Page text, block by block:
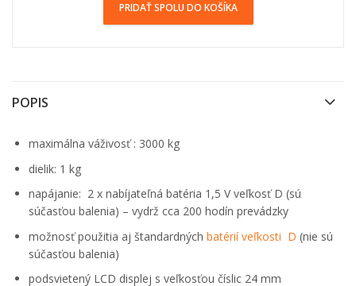
PRIDAŤ SPOLU DO KOŠÍKA
POPIS
maximálna váživosť : 3000 kg
dielik: 1 kg
napájanie: 2 x nabíjateľná batéria 1,5 V veľkosť D (sú
súčasťou balenia) – vydrž cca 200 hodín prevádzky
možnosť použitia aj štandardných batérií veľkosti D (nie sú
súčasťou balenia)
podsvietený LCD displej s veľkosťou číslic 24 mm